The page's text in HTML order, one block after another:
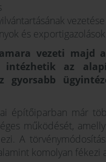
és
vezeti majd
az
gyorsabb
építőiparban már
működését,
A
komolyan fékezi